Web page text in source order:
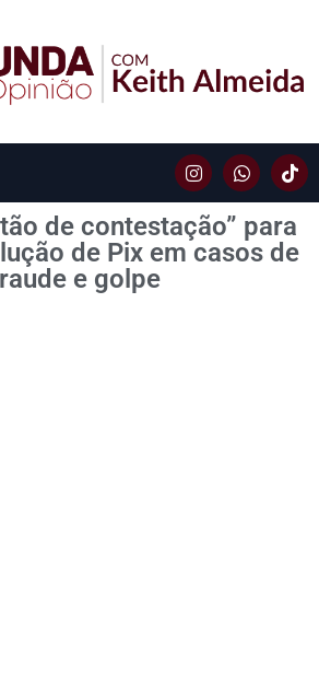
de contestação” para
de Pix em casos de
e golpe